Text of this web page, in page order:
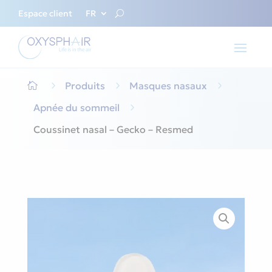
Espace client FR
 5 Produits 5 Masques nasaux
5
Apnée du sommeil
5
Coussinet nasal – Gecko – Resmed